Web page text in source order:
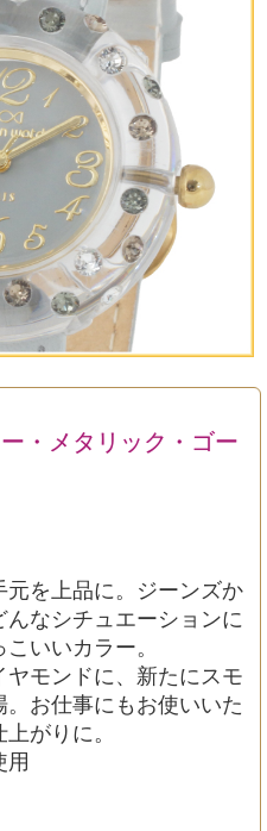
・メタリック・ゴー
を上品に。ジーンズか
んなシチュエーションに
いいカラー。
モンドに、新たにスモ
お仕事にもお使いいた
がりに。
用